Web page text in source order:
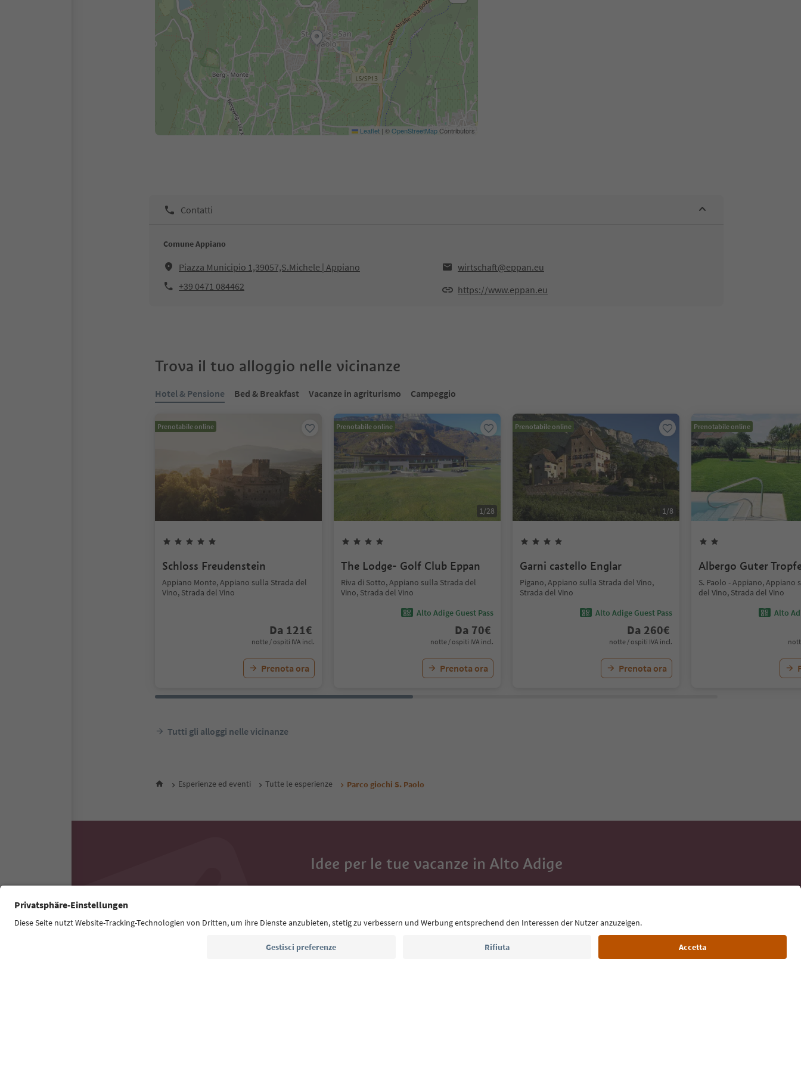
Leaflet | ©OpenStreetMapContributors
Contatti
Comune Appiano
Piazza Municipio 1,39057,S.Michele | Appiano
wirtschaft@eppan.eu
+39 0471 084462
https://www.eppan.eu
Trova il tuo alloggio nelle vicinanze
Hotel & Pensione Bed & Breakfast Vacanze in agriturismo Campeggio
Prenotabile online
Schloss Freudenstein
Appiano Monte, Appiano sulla Strada del
Vino, Strada del Vino
Da 121€
notte / ospiti IVA incl.
Prenota ora
Prenotabile online
1/28
The Lodge- Golf Club Eppan
Riva di Sotto, Appiano sulla Strada del
Vino, Strada del Vino
Alto Adige Guest Pass
Da 70€
notte / ospiti IVA incl.
Prenota ora
Prenotabile online
1/8
Garni castello Englar
Pigano, Appiano sulla Strada del Vino,
Strada del Vino
Alto Adige Guest Pass
Da 260€
notte / ospiti IVA incl.
Prenota ora
Prenotabile online
Albergo Guter
S. Paolo - Appiano, Appiano
del Vino, Strada del Vino
Alto
Tutti gli alloggi nelle vicinanze
Esperienze ed eventi Tutte le esperienze Parco giochi S. Paolo
Idee per le tue vacanze in Alto Adige
Con la newsletter dell’Alto Adige ricevi consigli per le tue vacanze,
Indirizzo e-mail*